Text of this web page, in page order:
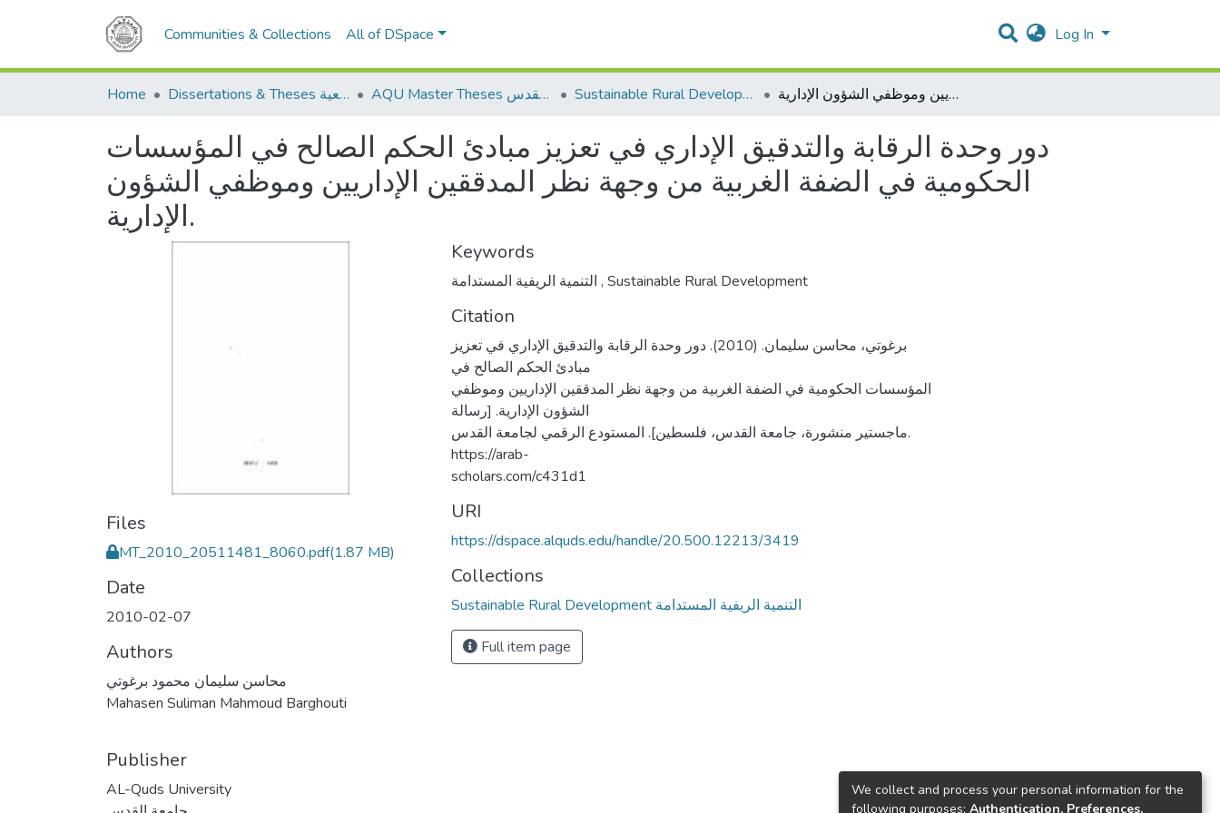
Communities & Collections All of DSpace Log In
Home Dissertations & Theses الرسائل الجامعية AQU Master Theses الرسائل الجامعية الخاصة بجامعة القدس Sustainable Rural Development التنمية الريفية المستدامة دور وحدة الرقابة والتدقيق الإداري في تعزيز مبادئ الحكم الصالح في المؤسسات الحكومية في الضفة الغربية من وجهة نظر المدققين الإداريين وموظفي الشؤون الإدارية.
دور وحدة الرقابة والتدقيق الإداري في تعزيز مبادئ الحكم الصالح في المؤسسات
الحكومية في الضفة الغربية من وجهة نظر المدققين الإداريين وموظفي الشؤون
الإدارية.
Files
MT_2010_20511481_8060.pdf(1.87 MB)
Date
2010-02-07
Authors
محاسن سليمان محمود برغوتي
Mahasen Suliman Mahmoud Barghouti
Publisher
AL-Quds University
Keywords
, Sustainable Rural Development
Citation
برغوتي، محاسن سليمان. (2010). دور وحدة الرقابة والتدقيق الإداري في تعزيز
مبادئ الحكم الصالح في
المؤسسات الحكومية في الضفة الغربية من وجهة نظر المدققين الإداريين وموظفي
الشؤون الإدارية. [رسالة
ماجستير منشورة، جامعة القدس، فلسطين]. المستودع الرقمي لجامعة القدس.
https://arab-
scholars.com/c431d1
URI
https://dspace.alquds.edu/handle/20.500.12213/3419
Collections
Sustainable Rural Development التنمية الريفية المستدامة
Full item page
We collect and process your personal information for the
following purposes: Authentication, Preferences,